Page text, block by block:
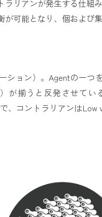
リアンが発生する仕組
可能となり、個および
ション）。Agentの一つ
が揃うと反発させてい
、コントラリアンはLow